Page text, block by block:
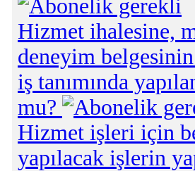
Hizmet ihalesine,
deneyim
iş tanımında
mu?
Hizmet işleri için
yapılacak işlerin